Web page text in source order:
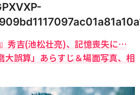
』秀吉(池松壮亮)、記憶喪失に…
大誤算」あらすじ＆場面写真、相